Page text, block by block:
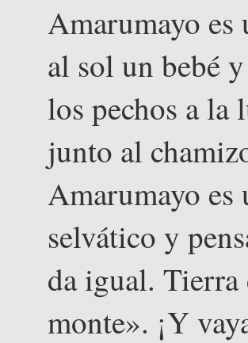
Amarumayo es
al sol un bebé
los pechos a la
junto al
Amarumayo es
selvático y
da igual. Tierra
monte». ¡Y